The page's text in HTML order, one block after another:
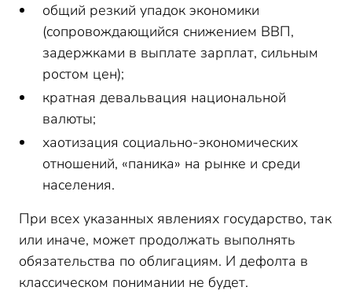
общий резкий упадок экономики
(сопровождающийся снижением ВВП,
задержками в выплате зарплат, сильным
ростом цен);
кратная девальвация национальной
валюты;
хаотизация социально-экономических
отношений, «паника» на рынке и среди
населения.
При всех указанных явлениях государство, так
или иначе, может продолжать выполнять
обязательства по облигациям. И дефолта в
классическом понимании не будет.